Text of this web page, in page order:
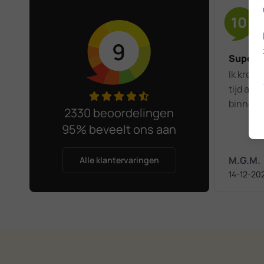
9
2330 beoordelingen
95% beveelt ons aan
Alle klantervaringen
10
Super
Ik kreeg
tijd
binnen
M.G.M.
14-12-